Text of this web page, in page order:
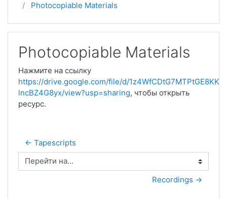
Photocopiable Materials
Photocopiable Materials
Нажмите на ссылку
https://drive.google.com/file/d/
lncBZ4G8yx/view?usp=sharing, чтобы открыть
ресурс.
← Tapescripts
Перейти на...
Recordings →